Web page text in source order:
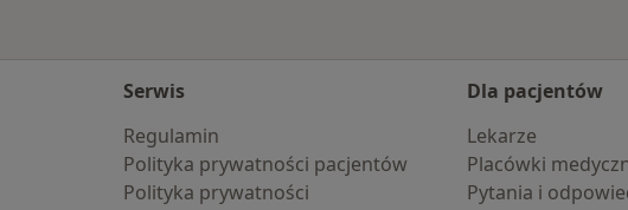
Serwis
Regulamin
Polityka prywatności pacjentów
Polityka prywatności
Dla pacjentów
Lekarze
Placówki
Pytania i